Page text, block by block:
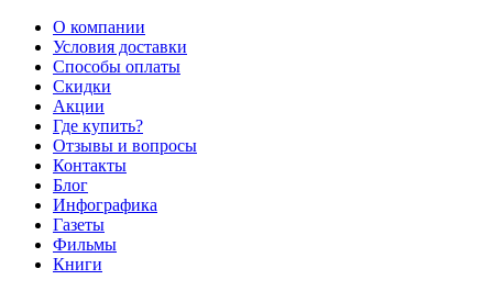
О компании
Условия доставки
Способы оплаты
Скидки
Акции
Где купить?
Отзывы и вопросы
Контакты
Блог
Инфографика
Газеты
Фильмы
Книги